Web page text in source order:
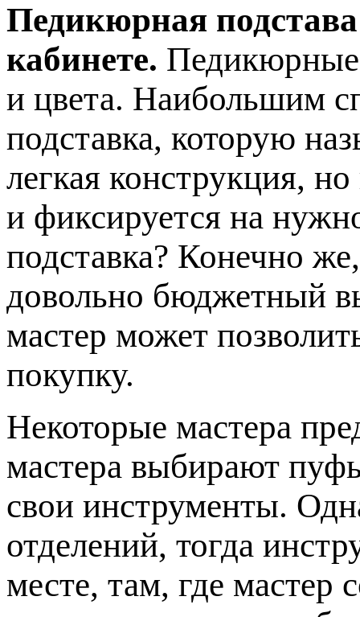
Педикюрная подстава
кабинете. Педикюрные
и цвета. Наибольшим
подставка, которую
легкая конструкция,
и фиксируется на
подставка? Конечно
довольно бюджетный
мастер может
покупку.
Некоторые мастера
мастера выбирают
свои инструменты.
отделений, тогда
месте, там, где